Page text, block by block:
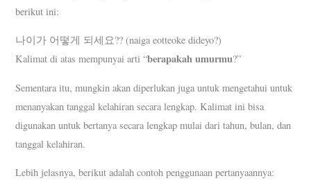
berikut ini:
나이가 어떻게 되세요?? (naiga eotteoke dideyo?)
Kalimat di atas mempunyai arti “berapakah umurmu?”
Sementara itu, mungkin akan diperlukan juga untuk mengetahui untuk
menanyakan tanggal kelahiran secara lengkap. Kalimat ini bisa
digunakan untuk bertanya secara lengkap mulai dari tahun, bulan, dan
tanggal kelahiran.
Lebih jelasnya, berikut adalah contoh penggunaan pertanyaannya: